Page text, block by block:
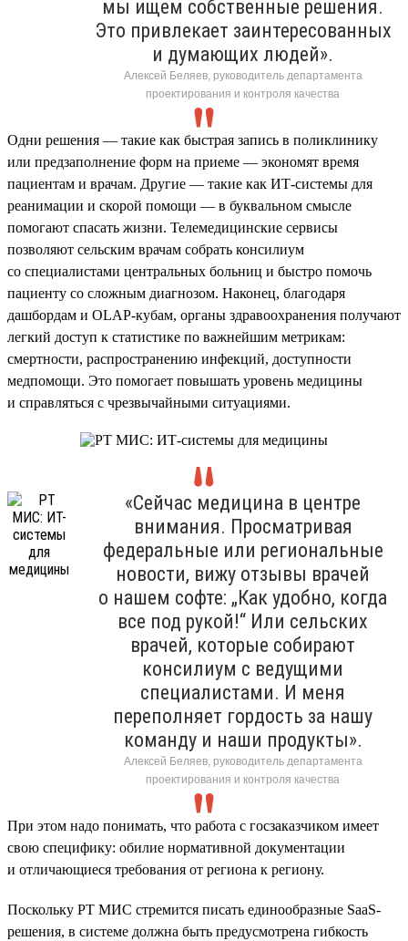
мы ищем собственные решения.
Это привлекает заинтересованных
и думающих людей».
Алексей Беляев, руководитель департамента
проектирования и контроля качества
Одни решения — такие как быстрая запись в поликлинику
или предзаполнение форм на приеме — экономят время
пациентам и врачам. Другие — такие как ИТ-системы для
реанимации и скорой помощи — в буквальном смысле
помогают спасать жизни. Телемедицинские сервисы
позволяют сельским врачам собрать консилиум
со специалистами центральных больниц и быстро помочь
пациенту со сложным диагнозом. Наконец, благодаря
дашбордам и OLAP-кубам, органы здравоохранения получают
легкий доступ к статистике по важнейшим метрикам:
смертности, распространению инфекций, доступности
медпомощи. Это помогает повышать уровень медицины
и справляться с чрезвычайными ситуациями.
«Сейчас медицина в центре
внимания. Просматривая
федеральные или региональные
новости, вижу отзывы врачей
о нашем софте: „Как удобно, когда
все под рукой!“ Или сельских
врачей, которые собирают
консилиум с ведущими
специалистами. И меня
переполняет гордость за нашу
команду и наши продукты».
Алексей Беляев, руководитель департамента
проектирования и контроля качества
При этом надо понимать, что работа с госзаказчиком имеет
свою специфику: обилие нормативной документации
и отличающиеся требования от региона к региону.
Поскольку РТ МИС стремится писать единообразные SaaS-
решения, в системе должна быть предусмотрена гибкость